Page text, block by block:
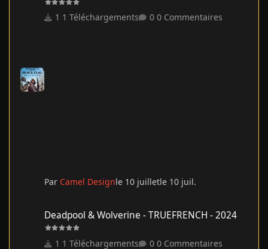
1 Téléchargements 0 Commentaires
Par Camel Designle 10 juilletle 10 juil.
Deadpool & Wolverine - TRUEFRENCH - 2024
1 Téléchargements 0 Commentaires